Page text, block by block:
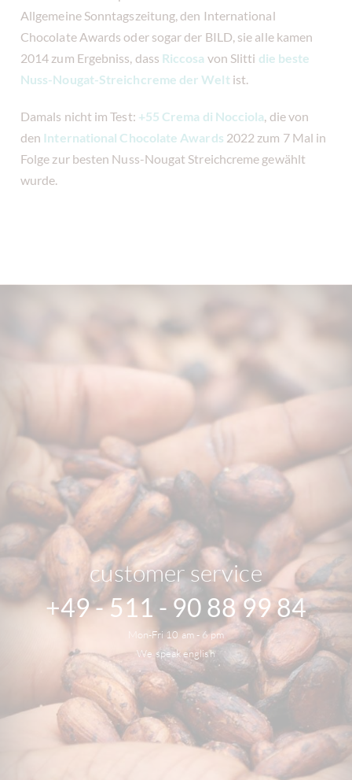
Allgemeine Sonntagszeitung, den International
Chocolate Awards oder sogar der BILD, sie alle kamen
2014 zum Ergebniss, dass Riccosa von Slitti die beste
Nuss-Nougat-Streichcreme der Weltist.
Damals nicht im Test: +55 Crema di Nocciola , die von
den International Chocolate Awards 2022 zum 7 Mal in
Folge zur besten Nuss-Nougat Streichcreme gewählt
wurde.
customer service
+49 - 511 - 90 88 99 84
Mon-Fri 10 am - 6 pm
We speak english